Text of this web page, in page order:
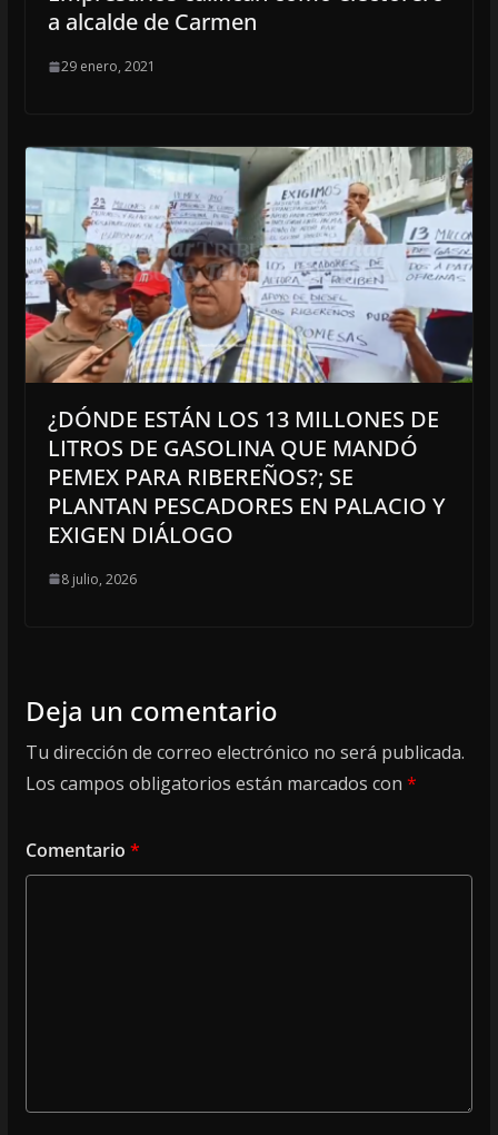
a alcalde de Carmen
29 enero, 2021
¿DÓNDE ESTÁN LOS 13 MILLONES DE
LITROS DE GASOLINA QUE MANDÓ
PEMEX PARA RIBEREÑOS?; SE
PLANTAN PESCADORES EN PALACIO Y
EXIGEN DIÁLOGO
8 julio, 2026
Deja un comentario
Tu dirección de correo electrónico no será publicada.
Los campos obligatorios están marcados con *
Comentario *